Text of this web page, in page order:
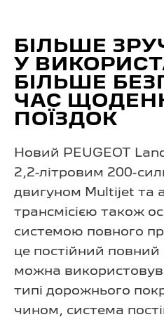
БІЛЬШЕ
У
БІЛЬШЕ
ЧАС
ПОЇЗДОК
Новий PEUGEOT
2,2-літровим 200-
двигуном Multijet та
трансмісією також
системою повного
це постійний
можна
типі дорожнього
чином, система